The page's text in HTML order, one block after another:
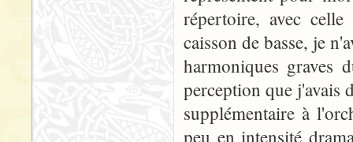
répertoire, avec
caisson de basse, je
harmoniques graves
perception que j'avais
supplémentaire à
peu en intensité